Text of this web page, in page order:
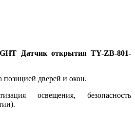
Датчик открытия TY-ZB-801-
позицией дверей и окон.
освещения, безопасность